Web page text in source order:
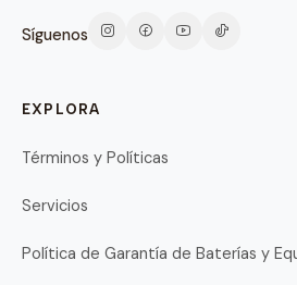
Síguenos
EXPLORA
Términos y Políticas
Servicios
Política de Garantía de Baterías y